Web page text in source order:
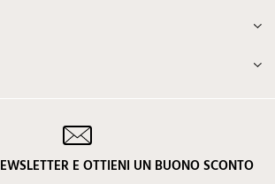
E OTTIENI UN BUONO SCONTO